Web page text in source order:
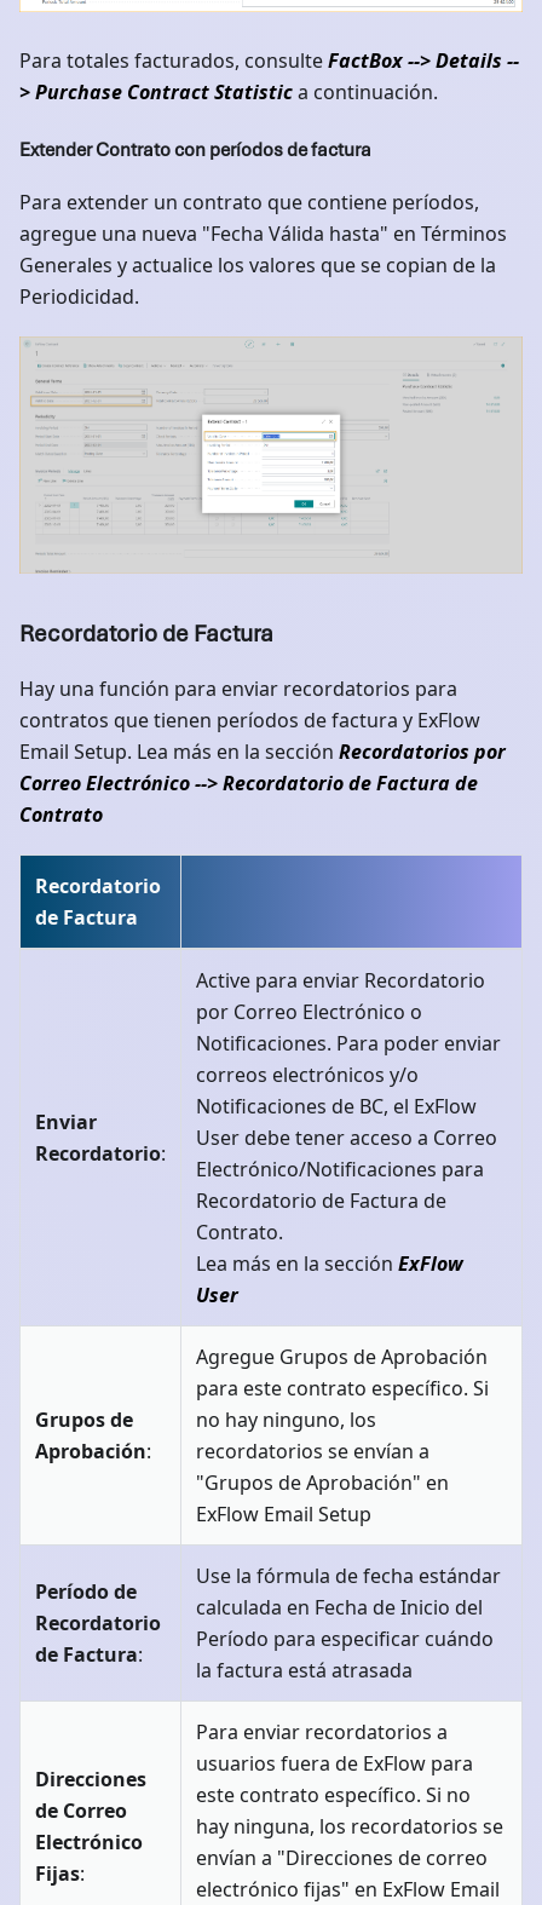
Para totales facturados, consulteFactBox --> Details --
> Purchase Contract Statistica continuación.
Extender Contrato con períodos de factura
Para extender un contrato que contiene períodos,
agregue una nueva "Fecha Válida hasta" en Términos
Generales y actualice los valores que se copian de la
Periodicidad.
Recordatorio de Factura
Hay una función para enviar recordatorios para
contratos que tienen períodos de factura y ExFlow
Email Setup. Lea más en la sección Recordatorios por
Correo Electrónico --> Recordatorio de Factura de
Contrato
Recordatorio
de Factura
Enviar
Recordatorio:
Active para enviar Recordatorio
por Correo Electrónico o
Notificaciones. Para poder enviar
correos electrónicos y/o
Notificaciones de BC, el ExFlow
User debe tener acceso a Correo
Electrónico/Notificaciones para
Recordatorio de Factura de
Contrato.
Lea más en la sección ExFlow
User
Grupos de
Aprobación:
Agregue Grupos de Aprobación
para este contrato específico. Si
no hay ninguno, los
recordatorios se envían a
"Grupos de Aprobación" en
ExFlow Email Setup
Período de
Recordatorio
de Factura:
Use la fórmula de fecha estándar
calculada en Fecha de Inicio del
Período para especificar cuándo
la factura está atrasada
Direcciones
de Correo
Electrónico
Fijas:
Para enviar recordatorios a
usuarios fuera de ExFlow para
este contrato específico. Si no
hay ninguna, los recordatorios se
envían a "Direcciones de correo
electrónico fijas" en ExFlow Email